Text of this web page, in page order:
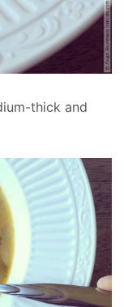
thick and